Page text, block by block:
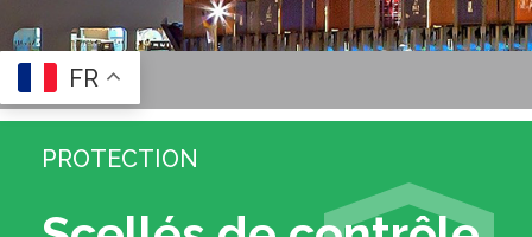
FR
PROTECTION